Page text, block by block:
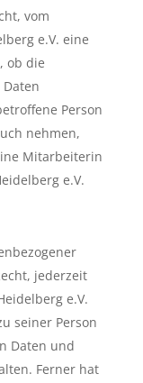
vom
e.V. eine
ob die
Person
nehmen,
Mitarbeiterin
e.V.
jederzeit
e.V.
seiner Person
Daten und
Ferner hat